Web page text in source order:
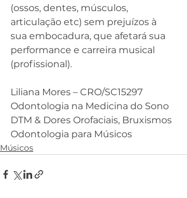
(ossos, dentes, músculos,
articulação etc) sem prejuízos à
sua embocadura, que afetará sua
performance e carreira musical
(profissional).
Liliana Mores – CRO/SC15297
Odontologia na Medicina do Sono
DTM & Dores Orofaciais, Bruxismos
Odontologia para Músicos
Músicos